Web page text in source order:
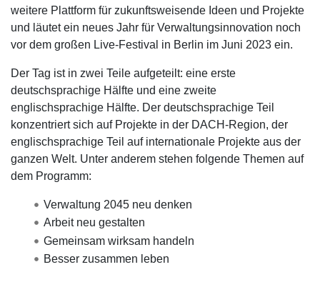
weitere Plattform für zukunftsweisende Ideen und Projekte
und läutet ein neues Jahr für Verwaltungsinnovation noch
vor dem großen Live-Festival in Berlin im Juni 2023 ein.
Der Tag ist in zwei Teile aufgeteilt: eine erste
deutschsprachige Hälfte und eine zweite
englischsprachige Hälfte. Der deutschsprachige Teil
konzentriert sich auf Projekte in der DACH-Region, der
englischsprachige Teil auf internationale Projekte aus der
ganzen Welt. Unter anderem stehen folgende Themen auf
dem Programm:
Verwaltung 2045 neu denken
Arbeit neu gestalten
Gemeinsam wirksam handeln
Besser zusammen leben